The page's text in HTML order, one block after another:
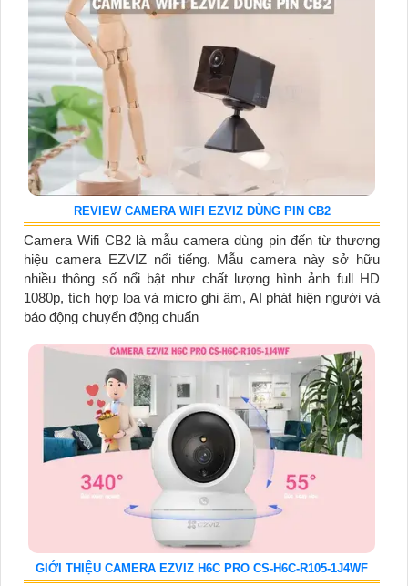
REVIEW CAMERA WIFI EZVIZ DÙNG PIN CB2
Camera Wifi CB2 là mẫu camera dùng pin đến từ thương
hiệu camera EZVIZ nổi tiếng. Mẫu camera này sở hữu
nhiều thông số nổi bật như chất lượng hình ảnh full HD
1080p, tích hợp loa và micro ghi âm, AI phát hiện người và
báo động chuyển động chuẩn
GIỚI THIỆU CAMERA EZVIZ H6C PRO CS-H6C-R105-1J4WF